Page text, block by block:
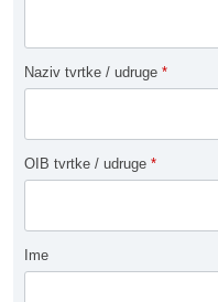
Naziv tvrtke / udruge *
OIB tvrtke / udruge *
Ime